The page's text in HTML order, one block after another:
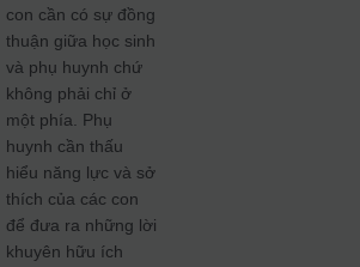
con cần có sự đồng
thuận giữa học sinh
và phụ huynh chứ
không phải chỉ ở
một phía. Phụ
huynh cần thấu
hiểu năng lực và sở
thích của các con
để đưa ra những lời
khuyên hữu ích